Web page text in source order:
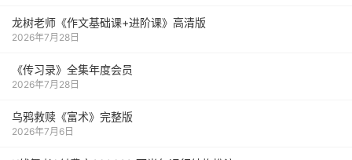
龙树老师《作文基础课+进阶课》高清版
2026年7月28日
《传习录》全集年度会员
2026年7月28日
乌鸦救赎《富术》完整版
2026年7月6日